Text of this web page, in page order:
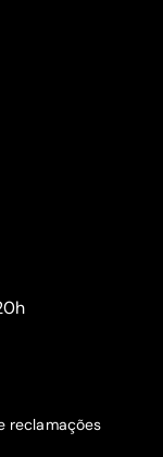
reclamações